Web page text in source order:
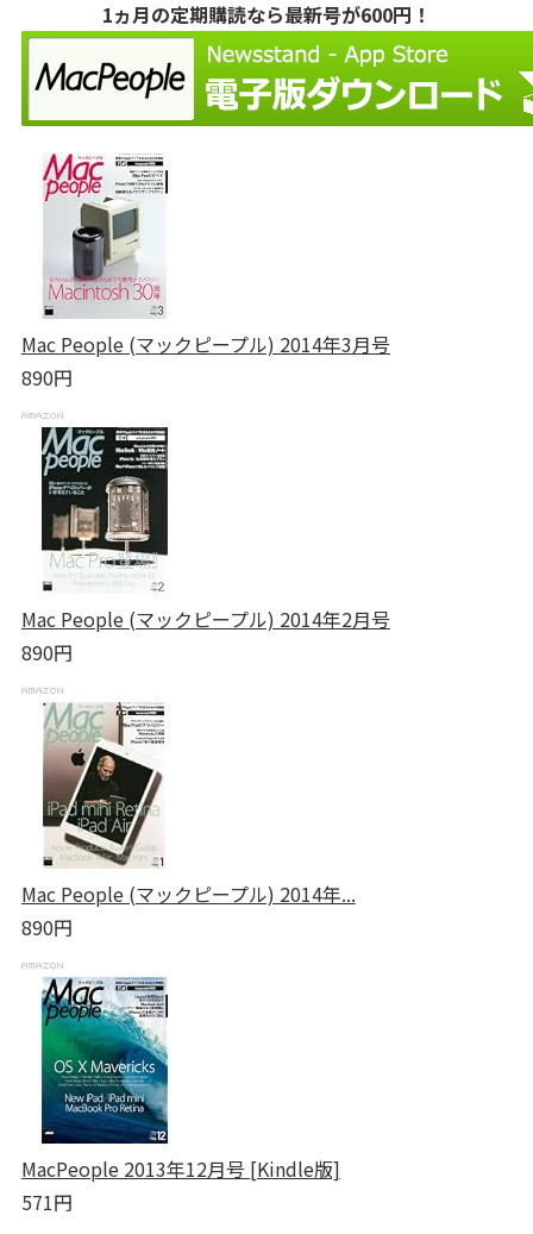
1ヵ月の定期購読なら最新号が600円！
Mac People (マックピープル) 2014年3月号
890円
Mac People (マックピープル) 2014年2月号
890円
Mac People (マックピープル) 2014年...
890円
MacPeople 2013年12月号 [Kindle版]
571円